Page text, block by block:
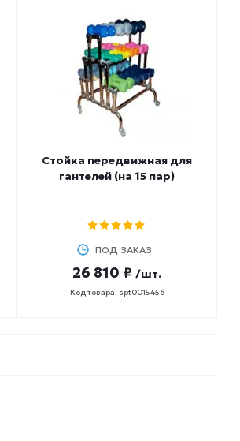
Стойка передвижная для
гантелей (на 15 пар)
ПОД ЗАКАЗ
26 810 ₽ /шт.
Код товара: spt0015456